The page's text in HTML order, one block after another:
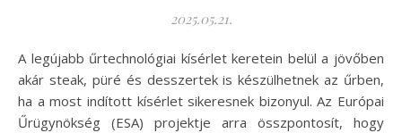
2025.05.21.
A legújabb űrtechnológiai kísérlet keretein belül a jövőben
akár steak, püré és desszertek is készülhetnek az űrben,
ha a most indított kísérlet sikeresnek bizonyul. Az Európai
Űrügynökség (ESA) projektje arra összpontosít, hogy